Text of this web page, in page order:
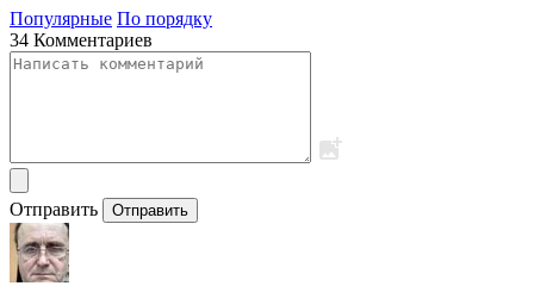
Популярные По порядку
34 Комментариев
Отправить Отправить